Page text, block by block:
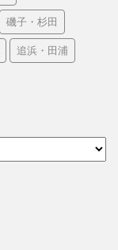
磯子・杉田
追浜・田浦